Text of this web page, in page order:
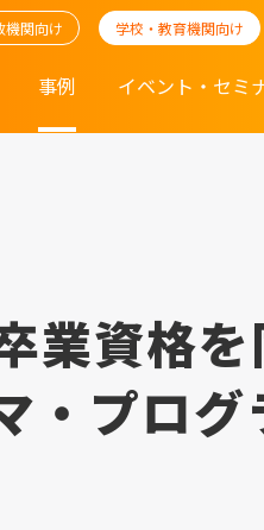
機関向け 学校・教育機関向け
事例 イベント・セミ
業資格
・プロ